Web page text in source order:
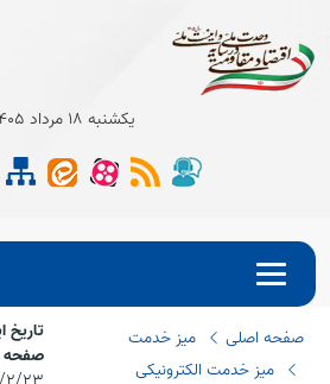
Open
یکشنبه 18 مرداد 1405
صفحه اصلی
میز خدمت
میز خدمت الکترونیکی
تاریخ
صفحه